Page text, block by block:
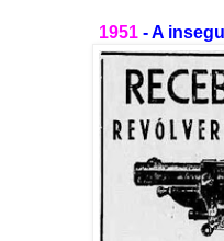
1951 - A